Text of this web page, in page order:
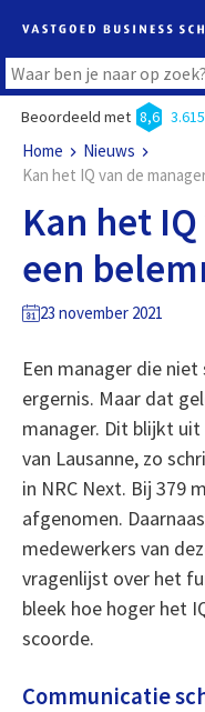
Beoordeeld met 8,6
Home
Nieuws
Kan het IQ van de
Kan het
een
23 november 2021
Een manager die
ergernis. Maar dat
manager. Dit blijkt
van Lausanne, zo
in NRC Next. Bij 379
afgenomen.
medewerkers van
vragenlijst over het
bleek hoe hoger het
scoorde.
Communicatie